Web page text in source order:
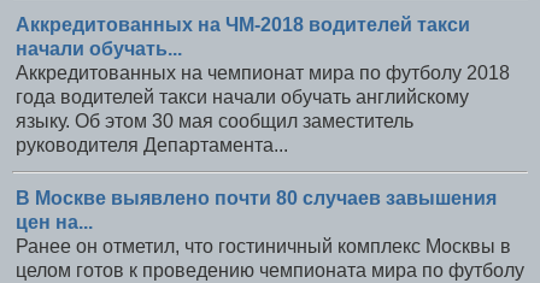
Аккредитованных на ЧМ-2018 водителей такси
начали обучать...
Аккредитованных на чемпионат мира по футболу 2018
года водителей такси начали обучать английскому
языку. Об этом 30 мая сообщил заместитель
руководителя Департамента...
В Москве выявлено почти 80 случаев завышения
цен на...
Ранее он отметил, что гостиничный комплекс Москвы в
целом готов к проведению чемпионата мира по футболу